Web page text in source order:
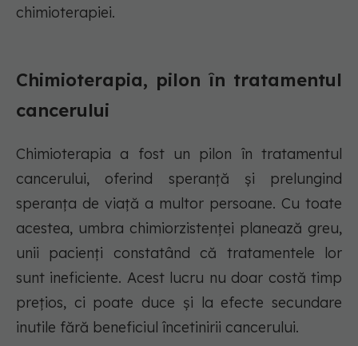
chimioterapiei.
Chimioterapia, pilon în tratamentul
cancerului
Chimioterapia a fost un pilon în tratamentul
cancerului, oferind speranță și prelungind
speranța de viață a multor persoane. Cu toate
acestea, umbra chimiorzistenței planează greu,
unii pacienți constatând că tratamentele lor
sunt ineficiente. Acest lucru nu doar costă timp
prețios, ci poate duce și la efecte secundare
inutile fără beneficiul încetinirii cancerului.